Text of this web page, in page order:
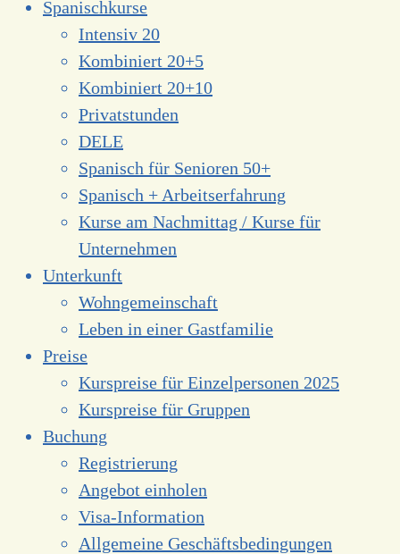
Spanischkurse
Intensiv 20
Kombiniert 20+5
Kombiniert 20+10
Privatstunden
DELE
Spanisch für Senioren 50+
Spanisch + Arbeitserfahrung
Kurse am Nachmittag / Kurse für
Unternehmen
Unterkunft
Wohngemeinschaft
Leben in einer Gastfamilie
Preise
Kurspreise für Einzelpersonen 2025
Kurspreise für Gruppen
Buchung
Registrierung
Angebot einholen
Visa-Information
Allgemeine Geschäftsbedingungen